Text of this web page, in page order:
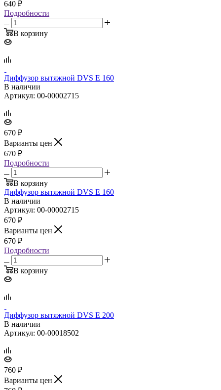
640 ₽
Подробности
В корзину
Диффузор вытяжной DVS E 160
В наличии
Артикул: 00-00002715
670 ₽
Варианты цен
670 ₽
Подробности
В корзину
Диффузор вытяжной DVS E 160
В наличии
Артикул: 00-00002715
670 ₽
Варианты цен
670 ₽
Подробности
В корзину
Диффузор вытяжной DVS E 200
В наличии
Артикул: 00-00018502
760 ₽
Варианты цен